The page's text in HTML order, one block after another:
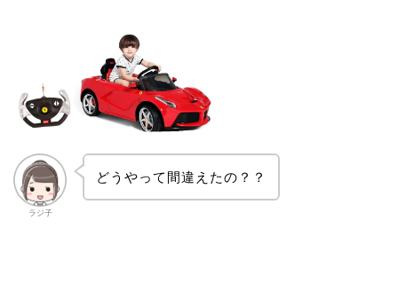
ラジ子
どうやって間違えたの？？